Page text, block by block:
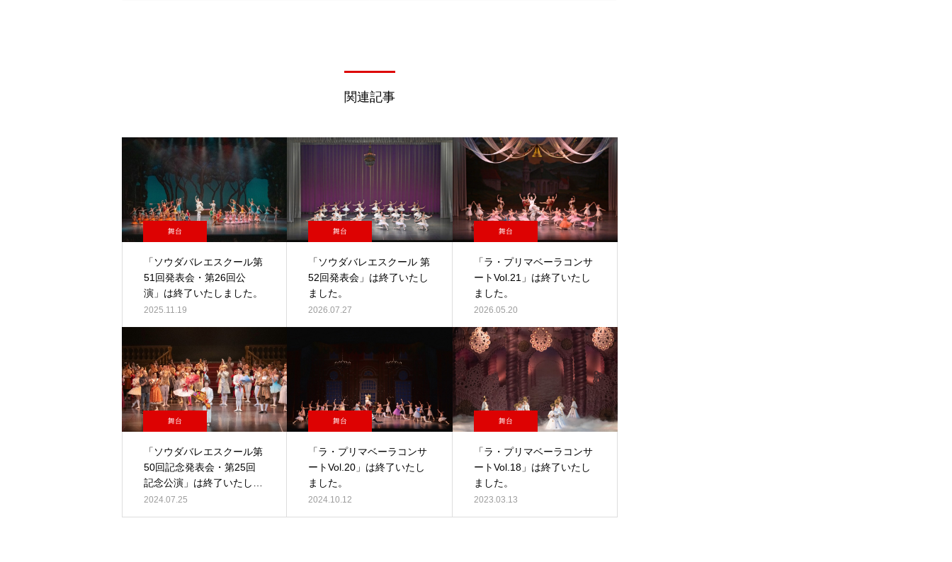
関連記事
舞台
「ソウダバレエスクール第
51回発表会・第26回公
演」は終了いたしました。
2025.11.19
舞台
「ソウダバレエスクール 第
52回発表会」は終了いたし
ました。
2026.07.27
舞台
「ラ・プリマベーラコンサ
ートVol.21」は終了いたし
ました。
2026.05.20
舞台
「ソウダバレエスクール第
50回記念発表会・第25回
記念公演」は終了いたしま
した。
2024.07.25
舞台
「ラ・プリマベーラコンサ
ートVol.20」は終了いたし
ました。
2024.10.12
舞台
「ラ・プリマベーラコンサ
ートVol.18」は終了いたし
ました。
2023.03.13